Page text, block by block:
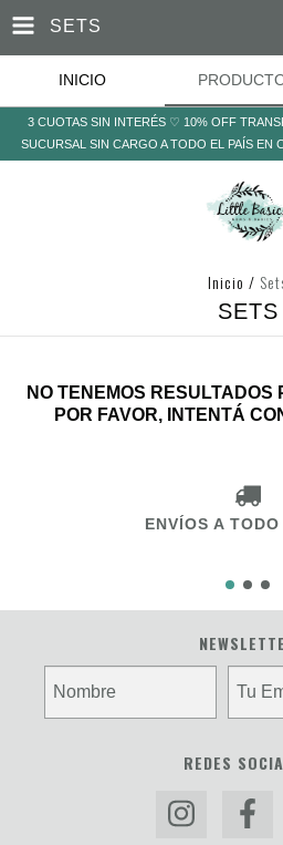
SETS
INICIO
3 CUOTAS SIN INTERÉS ♡ 10% OFF
SUCURSAL SIN CARGO A TODO EL PAÍS EN
Inicio /
SETS
NO TENEMOS
POR FAVOR, INTENTÁ
ENVÍOS A
REDES